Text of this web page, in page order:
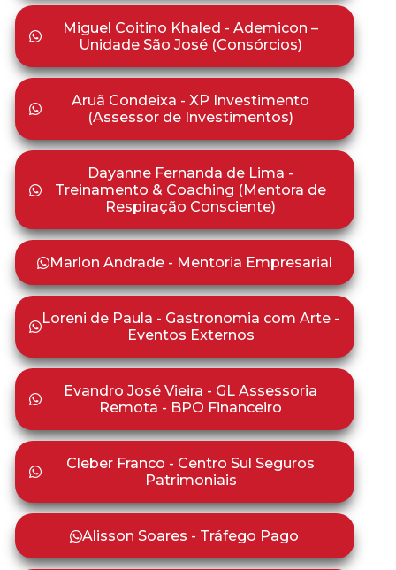
Miguel Coitino Khaled - Ademicon –
Unidade São José (Consórcios)
Aruã Condeixa - XP Investimento
(Assessor de Investimentos)
Dayanne Fernanda de Lima -
Treinamento & Coaching (Mentora de
Respiração Consciente)
Marlon Andrade - Mentoria Empresarial
Loreni de Paula - Gastronomia com Arte -
Eventos Externos
Evandro José Vieira - GL Assessoria
Remota - BPO Financeiro
Cleber Franco - Centro Sul Seguros
Patrimoniais
Alisson Soares - Tráfego Pago